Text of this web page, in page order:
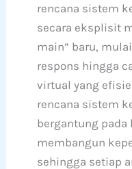
rencana sistem
secara eksplisit
main” baru,
respons hingga
virtual yang
rencana sistem
bergantung pada
membangun
sehingga setiap